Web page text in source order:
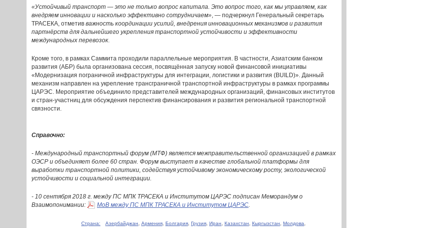
«Устойчивый транспорт — это не только вопрос капитала. Это вопрос того, как мы управляем, как
внедряем инновации и насколько эффективно сотрудничаем», — подчеркнул Генеральный секретарь
ТРАСЕКА, отметив важность координации усилий, внедрения инновационных механизмов и развития
партнёрств для дальнейшего укрепления транспортной устойчивости и эффективности
международных перевозок.
Кроме того, в рамках Саммита проходили параллельные мероприятия. В частности, Азиатским банком
развития (АБР) была организована сессия, посвящённая запуску новой финансовой инициативы
«Модернизация пограничной инфраструктуры для интеграции, логистики и развития (BUILD)». Данный
механизм направлен на укрепление трансграничной транспортной инфраструктуры в рамках программы
ЦАРЭС. Мероприятие объединило представителей международных организаций, финансовых институтов
и стран-участниц для обсуждения перспектив финансирования и развития региональной транспортной
связности.
Справочно:
- Международный транспортный форум (МТФ) является межправительственной организацией в рамках
ОЭСР и объединяет более 60 стран. Форум выступает в качестве глобальной платформы для
выработки транспортной политики, содействуя устойчивому экономическому росту, экологической
устойчивости и социальной интеграции.
- 10 сентября 2018 г. между ПС МПК ТРАСЕКА и Институтом ЦАРЭС подписан Меморандум о
Взаимопонимании:
МоВ между ПС МПК ТРАСЕКА и Институтом ЦАРЭС.
Страна: Азербайджан Армения Болгария Грузия Иран Казахстан Кыргызстан Молдова